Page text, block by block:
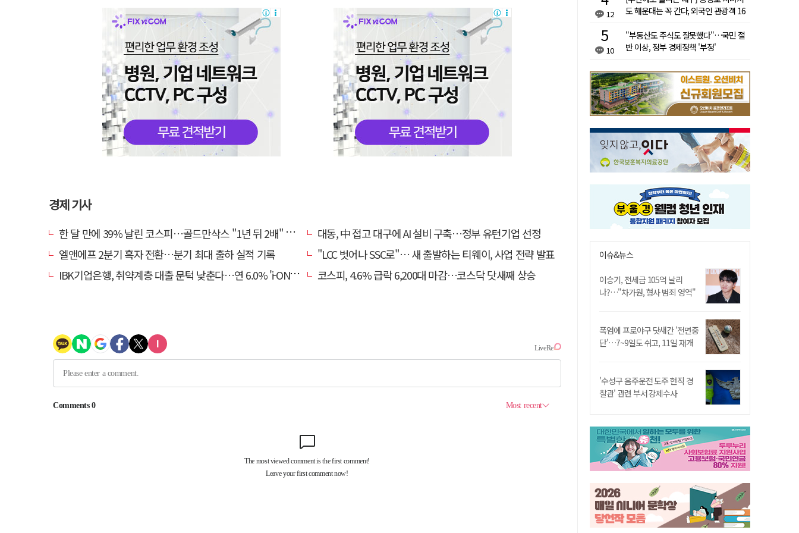
경제 기사
한 달 만에 39% 날린 코스피…골드만삭스 "1년 뒤 2배" 예상, 왜?
대동, 中 접고 대구에 AI 설비 구축…정부 유턴기업 선정
엘앤에프 2분기 흑자 전환…분기 최대 출하 실적 기록
"LCC 벗어나 SSC로"… 새 출발하는 티웨이, 사업 전략 발표
IBK기업은행, 취약계층 대출 문턱 낮춘다…연 6.0% 'i-ONE 햇살론 특례보증' 비대면 출시
코스피, 4.6% 급락 6,200대 마감…코스닥 닷새째 상승
12
도 해운대는 꼭 간다, 외국인 관광객 16
10
"부동산도 주식도 잘못했다"…국민 절
반 이상, 정부 경제정책 '부정'
이슈&뉴스
이승기, 전세금 105억 날리
나?…"차가원, 형사 범죄 영역"
폭염에 프로야구 닷새간 '전면중
단'…7~9일도 쉬고, 11일 재개
'수성구 음주운전 도주 현직 경
찰관' 관련 부서 강제수사